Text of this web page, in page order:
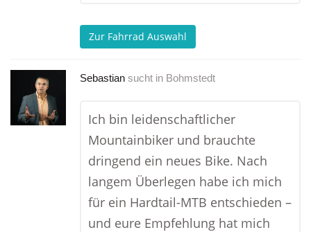
Zur Fahrrad Auswahl
Sebastian sucht in Bohmstedt
Ich bin leidenschaftlicher
Mountainbiker und brauchte
dringend ein neues Bike. Nach
langem Überlegen habe ich mich
für ein Hardtail-MTB entschieden –
und eure Empfehlung hat mich